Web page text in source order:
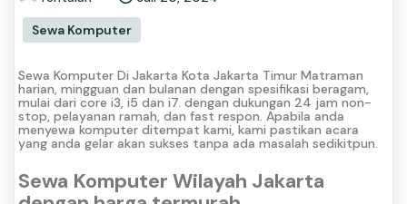
Sewa Komputer
Sewa Komputer Di Jakarta Kota Jakarta Timur Matraman
harian, mingguan dan bulanan dengan spesifikasi beragam,
mulai dari core i3, i5 dan i7. dengan dukungan 24 jam non-
stop, pelayanan ramah, dan fast respon. Apabila anda
menyewa komputer ditempat kami, kami pastikan acara
yang anda gelar akan sukses tanpa ada masalah sedikitpun.
Sewa Komputer Wilayah Jakarta